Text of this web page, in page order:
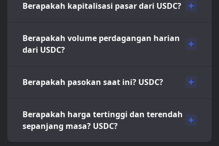
Berapakah kapitalisasi pasar dari USDC?
Berapakah volume perdagangan harian
dari USDC?
Berapakah pasokan saat ini? USDC?
Berapakah harga tertinggi dan terendah
sepanjang masa? USDC?